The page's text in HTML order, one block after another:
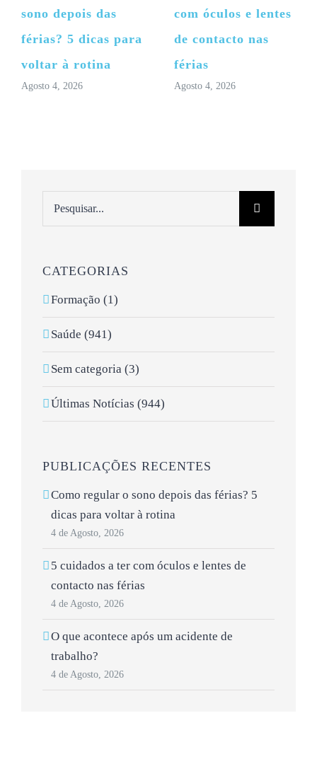
sono depois das
férias? 5 dicas para
voltar à rotina
Agosto 4, 2026
com óculos e lentes
de contacto nas
férias
Agosto 4, 2026
CATEGORIAS
Formação (1)
Saúde (941)
Sem categoria (3)
Últimas Notícias (944)
PUBLICAÇÕES RECENTES
Como regular o sono depois das férias? 5
dicas para voltar à rotina
4 de Agosto, 2026
5 cuidados a ter com óculos e lentes de
contacto nas férias
4 de Agosto, 2026
O que acontece após um acidente de
trabalho?
4 de Agosto, 2026